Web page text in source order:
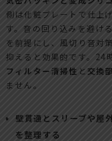
側は化粧プレートで仕上げ
す。音の回り込みを避け
を前提にし、風切り音対
抑えると効果的です。24
フィルター清掃性 と 交換
ません。
壁貫通とスリーブや屋
を整理する